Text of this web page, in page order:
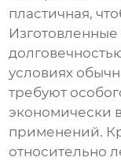
пластичная,
условиях
требуют
экономически
применений.
относительно